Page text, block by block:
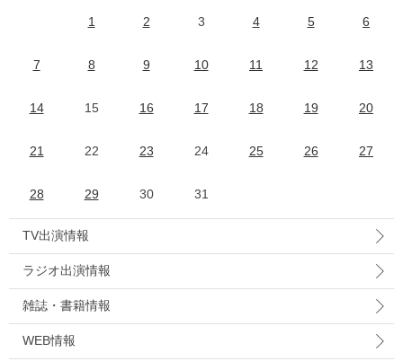
1 2 3 4 5 6
7 8 9 10 11 12 13
14 15 16 17 18 19 20
21 22 23 24 25 26 27
28 29 30 31
TV出演情報
ラジオ出演情報
雑誌・書籍情報
WEB情報